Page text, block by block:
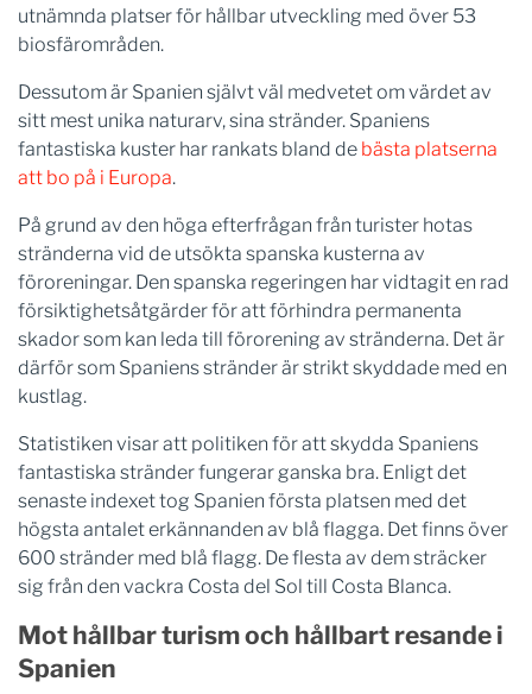
utnämnda platser för hållbar utveckling med över 53
biosfärområden.
Dessutom är Spanien självt väl medvetet om värdet av
sitt mest unika naturarv, sina stränder. Spaniens
fantastiska kuster har rankats bland de bästa platserna
att bo på i Europa.
På grund av den höga efterfrågan från turister hotas
stränderna vid de utsökta spanska kusterna av
föroreningar. Den spanska regeringen har vidtagit en rad
försiktighetsåtgärder för att förhindra permanenta
skador som kan leda till förorening av stränderna. Det är
därför som Spaniens stränder är strikt skyddade med en
kustlag.
Statistiken visar att politiken för att skydda Spaniens
fantastiska stränder fungerar ganska bra. Enligt det
senaste indexet tog Spanien första platsen med det
högsta antalet erkännanden av blå flagga. Det finns över
600 stränder med blå flagg. De flesta av dem sträcker
sig från den vackra Costa del Sol till Costa Blanca.
Mot hållbar turism och hållbart resande i
Spanien